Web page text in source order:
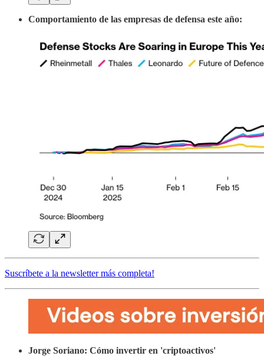
Comportamiento de las empresas de defensa este año:
Suscríbete a la newsletter más completa!
Jorge Soriano: Cómo invertir en 'criptoactivos'